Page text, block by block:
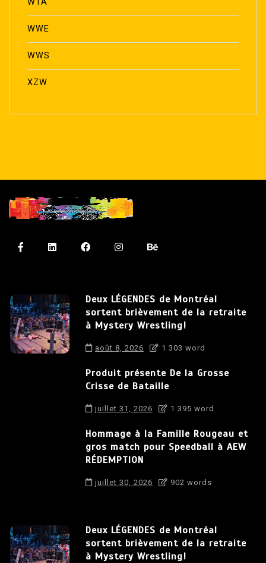
WWE
WWS
XZW
Deux LÉGENDES de Montréal
sortent brièvement de la retraite
à Mystery Wrestling!
août 8, 2026 1 303 word
Produit présente De la Grosse
Crisse de Bataille
juillet 31, 2026 1 395 word
Hommage à la Famille Rougeau et
gros match pour Speedball à AEW
RÉDEMPTION
juillet 30, 2026 902 words
Deux LÉGENDES de Montréal
sortent brièvement de la retraite
à Mystery Wrestling!